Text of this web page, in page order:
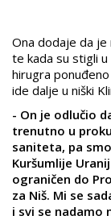
Ona dodaje da je
te kada su stigli
hirugra
ide dalje u niški
- On je odlučio
trenutno u
saniteta, pa
Kuršumlije
ograničen do
za Niš. Mi se
i svi se nadamo